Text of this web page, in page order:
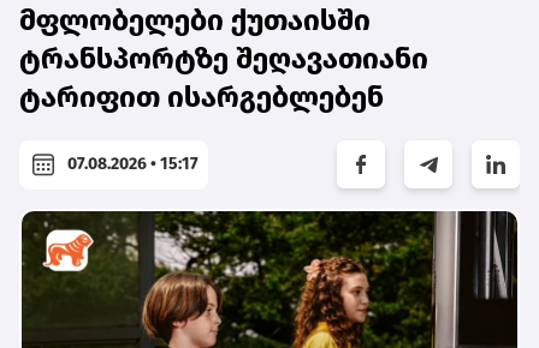
მფლობელები ქუთაისში
ტრანსპორტზე შეღავათიანი
ტარიფით ისარგებლებენ
07.08.2026 • 15:17